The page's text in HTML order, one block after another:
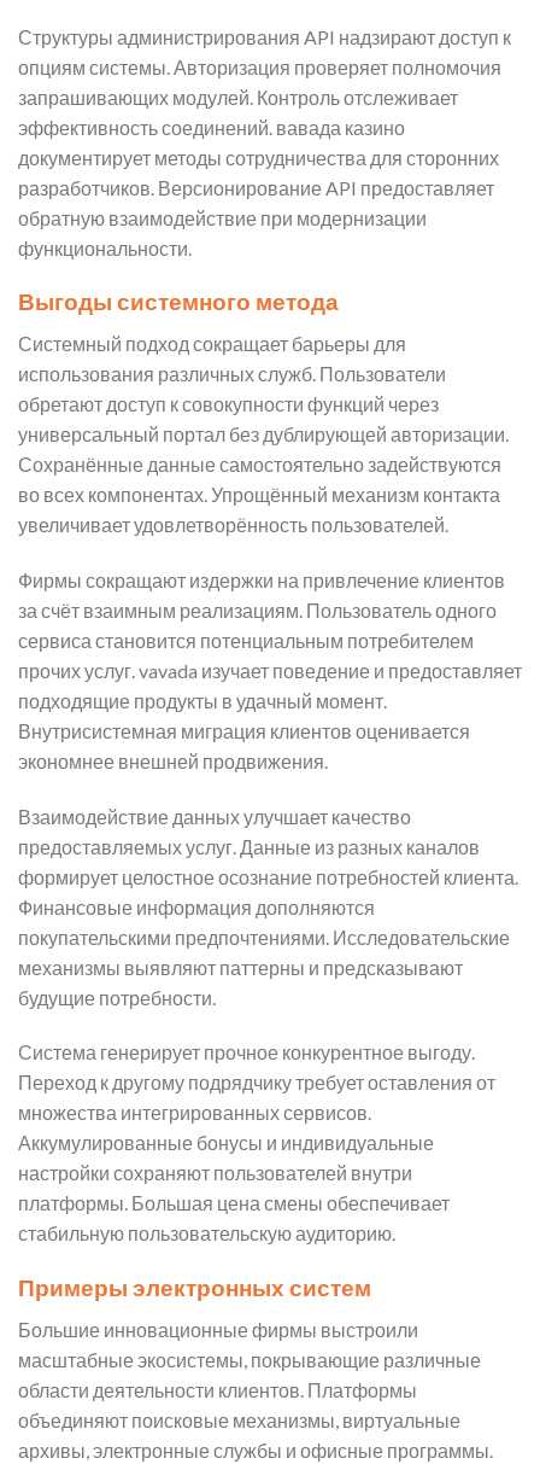
Структуры администрирования API надзирают доступ к
опциям системы. Авторизация проверяет полномочия
запрашивающих модулей. Контроль отслеживает
эффективность соединений. вавада казино
документирует методы сотрудничества для сторонних
разработчиков. Версионирование API предоставляет
обратную взаимодействие при модернизации
функциональности.
Выгоды системного метода
Системный подход сокращает барьеры для
использования различных служб. Пользователи
обретают доступ к совокупности функций через
универсальный портал без дублирующей авторизации.
Сохранённые данные самостоятельно задействуются
во всех компонентах. Упрощённый механизм контакта
увеличивает удовлетворённость пользователей.
Фирмы сокращают издержки на привлечение клиентов
за счёт взаимным реализациям. Пользователь одного
сервиса становится потенциальным потребителем
прочих услуг. vavada изучает поведение и предоставляет
подходящие продукты в удачный момент.
Внутрисистемная миграция клиентов оценивается
экономнее внешней продвижения.
Взаимодействие данных улучшает качество
предоставляемых услуг. Данные из разных каналов
формирует целостное осознание потребностей клиента.
Финансовые информация дополняются
покупательскими предпочтениями. Исследовательские
механизмы выявляют паттерны и предсказывают
будущие потребности.
Система генерирует прочное конкурентное выгоду.
Переход к другому подрядчику требует оставления от
множества интегрированных сервисов.
Аккумулированные бонусы и индивидуальные
настройки сохраняют пользователей внутри
платформы. Большая цена смены обеспечивает
стабильную пользовательскую аудиторию.
Примеры электронных систем
Большие инновационные фирмы выстроили
масштабные экосистемы, покрывающие различные
области деятельности клиентов. Платформы
объединяют поисковые механизмы, виртуальные
архивы, электронные службы и офисные программы.